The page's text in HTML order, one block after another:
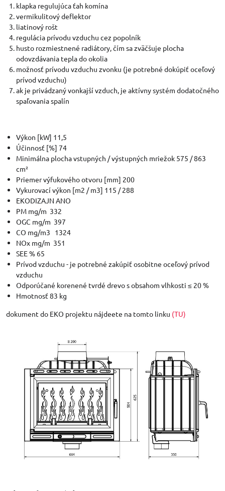
klapka regulujúca ťah komína
vermikulitový deflektor
liatinový rošt
regulácia prívodu vzduchu cez popolník
husto rozmiestnené radiátory, čím sa zväčšuje plocha
odovzdávania tepla do okolia
možnosť prívodu vzduchu zvonku (je potrebné dokúpiť oceľový
prívod vzduchu)
ak je privádzaný vonkajší vzduch, je aktívny systém dodatočného
spaľovania spalín
Výkon [kW] 11,5
Účinnosť [%] 74
Minimálna plocha vstupných / výstupných mriežok 575 / 863
cm²
Priemer výfukového otvoru [mm] 200
Vykurovací výkon [m2 / m3] 115 / 288
EKODIZAJN ANO
PM mg/m 332
OGC mg/m 397
CO mg/m3 1324
NOx mg/m 351
SEE % 65
Prívod vzduchu - je potrebné zakúpiť osobitne oceľový prívod
vzduchu
Odporúčané korenené tvrdé drevo s obsahom vlhkosti ≤ 20 %
Hmotnosť 83 kg
dokument do EKO projektu nájdeete na tomto linku (TU)